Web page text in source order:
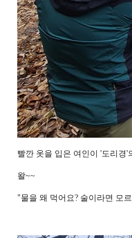
빨깐 옷을 입은 여인이 '도리경'
왈~~
"물을 왜 먹어요? 술이라면 모